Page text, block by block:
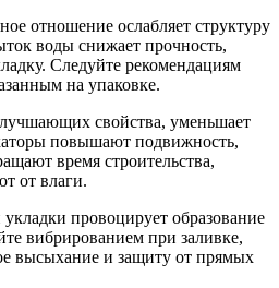
отношение ослабляет структуру
воды снижает прочность,
Следуйте рекомендациям
на упаковке.
свойства, уменьшает
повышают подвижность,
время строительства,
от влаги.
провоцирует образование
вибрированием при заливке,
высыхание и защиту от прямых